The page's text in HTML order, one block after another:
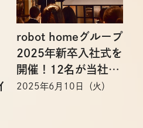
robot homeグループ
2025年新卒入社式を
開催！12名が当社の
ミッションを叶える
2025年6月10日（火）